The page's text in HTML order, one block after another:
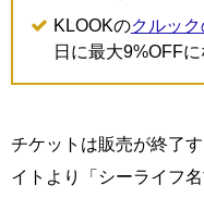
KLOOKのクルッ
日に最大9%OFF
チケットは販売が終了
イトより「シーライフ